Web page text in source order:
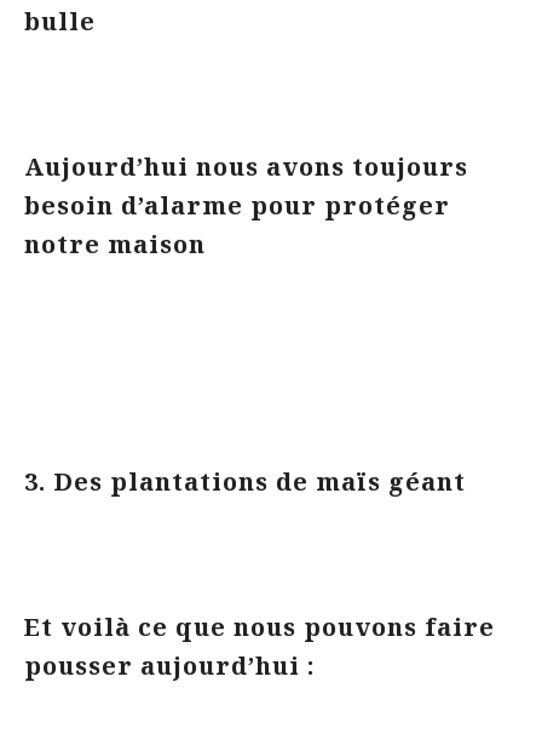
bulle
Aujourd’hui nous avons toujours
besoin d’alarme pour protéger
notre maison
3. Des plantations de maïs géant
Et voilà ce que nous pouvons faire
pousser aujourd’hui :